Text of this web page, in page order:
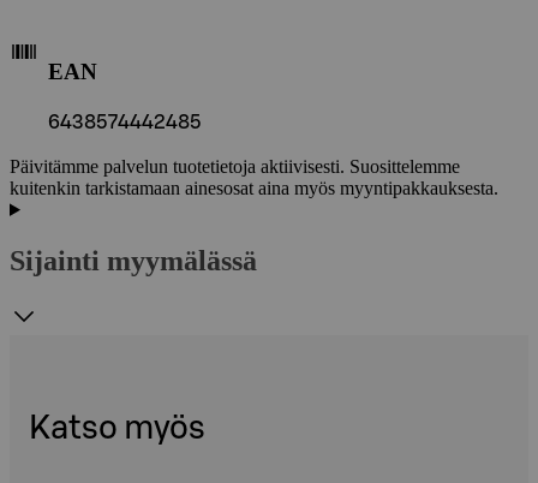
EAN
6438574442485
Päivitämme palvelun tuotetietoja aktiivisesti. Suosittelemme
kuitenkin tarkistamaan ainesosat aina myös myyntipakkauksesta.
Sijainti myymälässä
Katso myös